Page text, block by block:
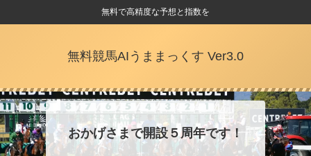
無料で高精度な予想と指数を
無料競馬AIうままっくす Ver3.0
おかげさまで開設５周年です！